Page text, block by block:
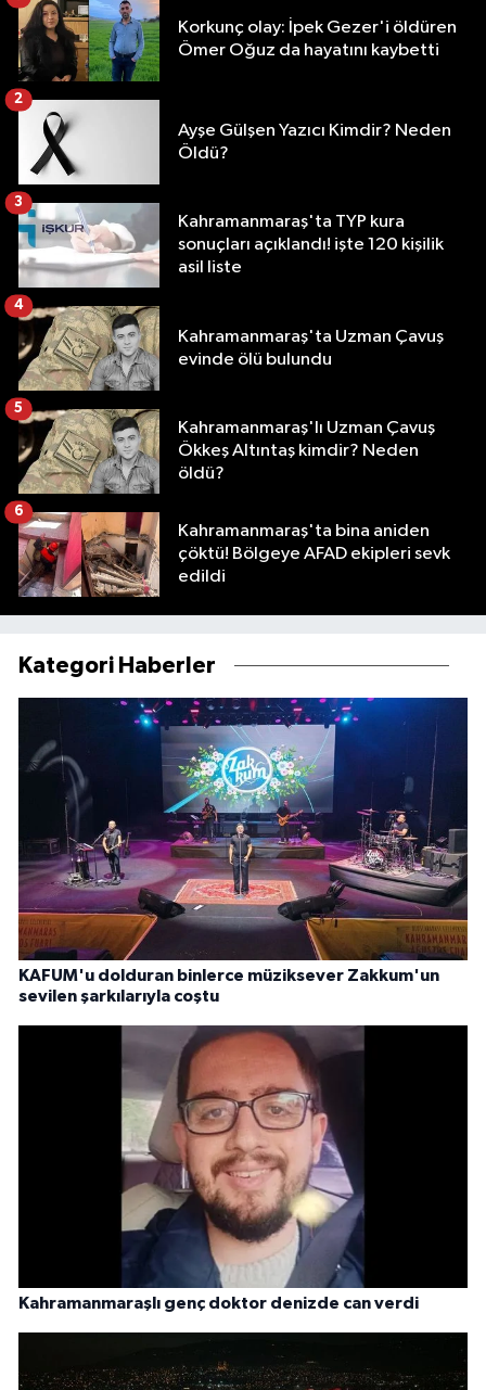
Korkunç olay: İpek Gezer'i öldüren
Ömer Oğuz da hayatını kaybetti
Ayşe Gülşen Yazıcı Kimdir? Neden
Öldü?
2
Kahramanmaraş'ta TYP kura
sonuçları açıklandı! işte 120 kişilik
asil liste
3
Kahramanmaraş'ta Uzman Çavuş
evinde ölü bulundu
4
Kahramanmaraş'lı Uzman Çavuş
Ökkeş Altıntaş kimdir? Neden
öldü?
5
Kahramanmaraş'ta bina aniden
çöktü! Bölgeye AFAD ekipleri sevk
edildi
6
Kategori Haberler
KAFUM'u dolduran binlerce müziksever Zakkum'un
sevilen şarkılarıyla coştu
Kahramanmaraşlı genç doktor denizde can verdi